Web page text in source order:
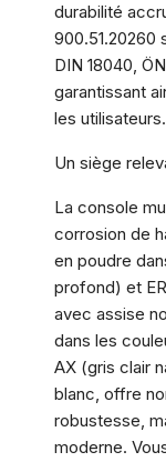
durabilité
900.51.20260
DIN 18040,
garantissant
les utilisateurs.
Un siège
La console
corrosion de
en poudre
profond) et
avec assise
dans les
AX (gris clair
blanc, offre
robustesse,
moderne.